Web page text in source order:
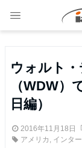
ウォルト
（WDW
日編）
2016年11月18日
アメリカ , インタ